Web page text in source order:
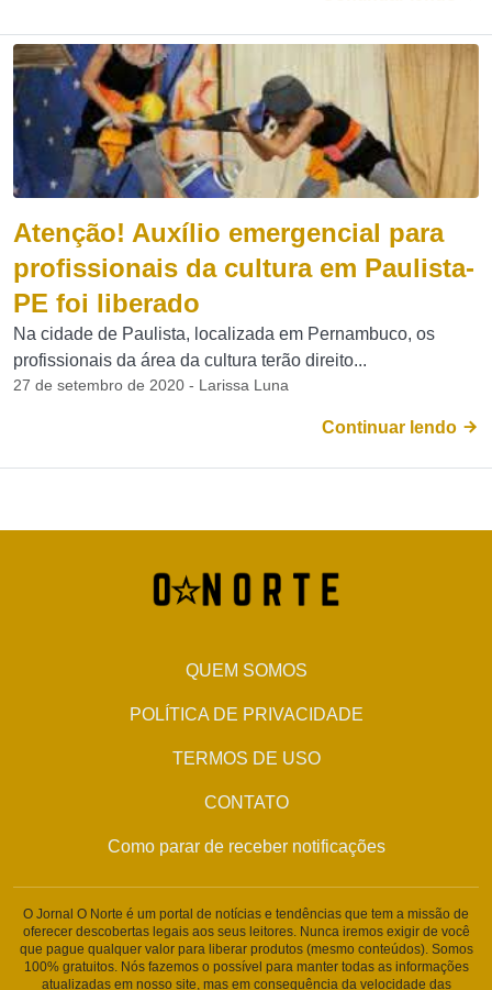
Atenção! Auxílio emergencial para
profissionais da cultura em Paulista-
PE foi liberado
Na cidade de Paulista, localizada em Pernambuco, os
profissionais da área da cultura terão direito...
27 de setembro de 2020 - Larissa Luna
Continuar lendo
QUEM SOMOS
POLÍTICA DE PRIVACIDADE
TERMOS DE USO
CONTATO
Como parar de receber notificações
O Jornal O Norte é um portal de notícias e tendências que tem a missão de
oferecer descobertas legais aos seus leitores. Nunca iremos exigir de você
que pague qualquer valor para liberar produtos (mesmo conteúdos). Somos
100% gratuitos. Nós fazemos o possível para manter todas as informações
atualizadas em nosso site, mas em consequência da velocidade das